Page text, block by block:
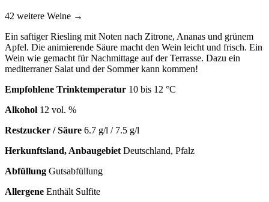
42 weitere Weine →
Ein saftiger Riesling mit Noten nach Zitrone, Ananas und grünem
Apfel. Die animierende Säure macht den Wein leicht und frisch. Ein
Wein wie gemacht für Nachmittage auf der Terrasse. Dazu ein
mediterraner Salat und der Sommer kann kommen!
Empfohlene Trinktemperatur 10 bis 12 °C
Alkohol 12 vol. %
Restzucker / Säure 6.7 g/l / 7.5 g/l
Herkunftsland, Anbaugebiet Deutschland, Pfalz
Abfüllung Gutsabfüllung
Allergene Enthält Sulfite